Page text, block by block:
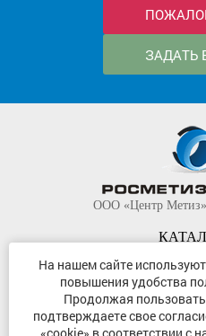
ЗАДАТЬ
ООО «Центр
© ООО «Центр
На нашем сайте
повышения удобства
Продолжая
подтверждаете свое